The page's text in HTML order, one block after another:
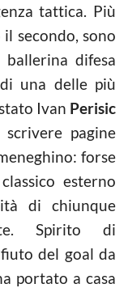
tattica. Più
secondo, sono
difesa
una delle più
Ivan Perisic
pagine
forse
esterno
di chiunque
Spirito di
del goal da
portato a casa